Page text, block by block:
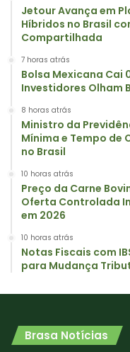
Jetour Avança em
Híbridos no Brasil
Compartilhada
7 horas atrás
Bolsa Mexicana Cai
Investidores Olham
8 horas atrás
Ministro da
Mínima e Tempo
no Brasil
10 horas atrás
Preço da Carne
Oferta Controlada
em 2026
10 horas atrás
Notas Fiscais com
para Mudança
Brasa Notícias